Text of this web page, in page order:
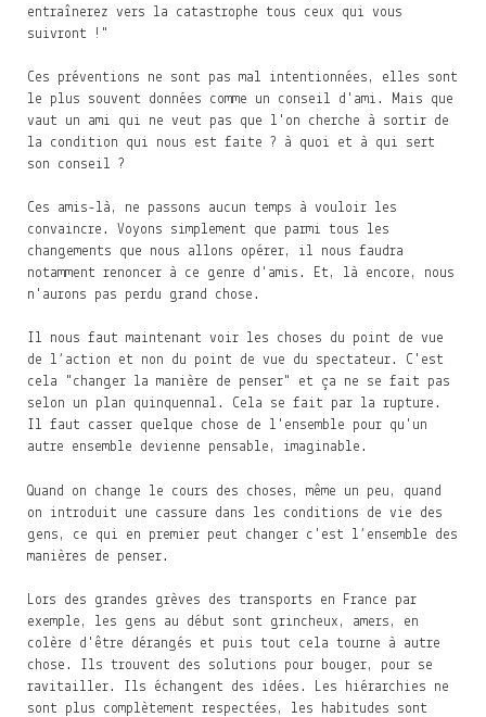
entraînerez vers la catastrophe tous ceux qui vous
suivront !"
Ces préventions ne sont pas mal intentionnées, elles sont
le plus souvent données comme un conseil d'ami. Mais que
vaut un ami qui ne veut pas que l'on cherche à sortir de
la condition qui nous est faite ? à quoi et à qui sert
son conseil ?
Ces amis-là, ne passons aucun temps à vouloir les
convaincre. Voyons simplement que parmi tous les
changements que nous allons opérer, il nous faudra
notamment renoncer à ce genre d'amis. Et, là encore, nous
n'aurons pas perdu grand chose.
Il nous faut maintenant voir les choses du point de vue
de l’action et non du point de vue du spectateur. C'est
cela "changer la manière de penser" et ça ne se fait pas
selon un plan quinquennal. Cela se fait par la rupture.
Il faut casser quelque chose de l'ensemble pour qu'un
autre ensemble devienne pensable, imaginable.
Quand on change le cours des choses, même un peu, quand
on introduit une cassure dans les conditions de vie des
gens, ce qui en premier peut changer c'est l’ensemble des
manières de penser.
Lors des grandes grèves des transports en France par
exemple, les gens au début sont grincheux, amers, en
colère d'être dérangés et puis tout cela tourne à autre
chose. Ils trouvent des solutions pour bouger, pour se
ravitailler. Ils échangent des idées. Les hiérarchies ne
sont plus complètement respectées, les habitudes sont